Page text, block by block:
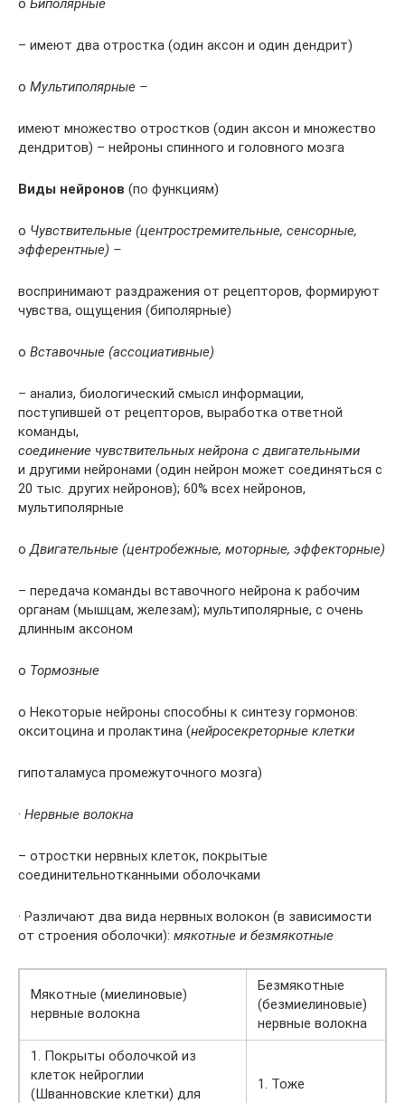
o Биполярные
– имеют два отростка (один аксон и один дендрит)
o Мультиполярные –
имеют множество отростков (один аксон и множество
дендритов) – нейроны спинного и головного мозга
Виды нейронов (по функциям)
o Чувствительные (центростремительные, сенсорные,
эфферентные) –
воспринимают раздражения от рецепторов, формируют
чувства, ощущения (биполярные)
o Вставочные (ассоциативные)
– анализ, биологический смысл информации,
поступившей от рецепторов, выработка ответной
команды,
соединение чувствительных нейрона с двигательными
и другими нейронами (один нейрон может соединяться с
20 тыс. других нейронов); 60% всех нейронов,
мультиполярные
oДвигательные (центробежные, моторные, эффекторные)
– передача команды вставочного нейрона к рабочим
органам (мышцам, железам); мультиполярные, с очень
длинным аксоном
o Тормозные
o Некоторые нейроны способны к синтезу гормонов:
окситоцина и пролактина (нейросекреторные клетки
гипоталамуса промежуточного мозга)
· Нервные волокна
– отростки нервных клеток, покрытые
соединительнотканными оболочками
· Различают два вида нервных волокон (в зависимости
от строения оболочки): мякотные и безмякотные
Мякотные (миелиновые)
нервные волокна
Безмякотные
(безмиелиновые)
нервные волокна
1. Покрыты оболочкой из
клеток нейроглии
(Шванновские клетки) для
1. Тоже